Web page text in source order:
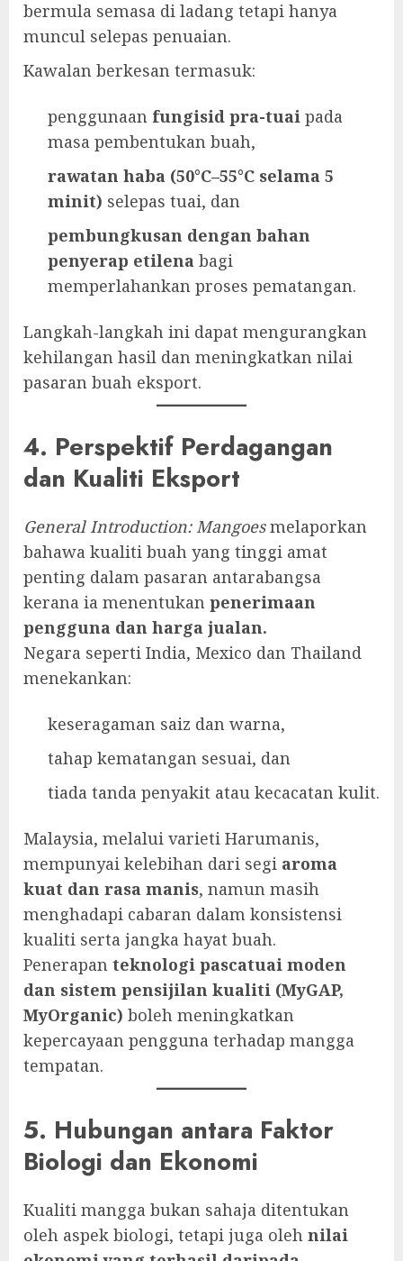
bermula semasa di ladang tetapi hanya
muncul selepas penuaian.
Kawalan berkesan termasuk:
penggunaan fungisid pra-tuai pada
masa pembentukan buah,
rawatan haba (50°C–55°C selama 5
minit) selepas tuai, dan
pembungkusan dengan bahan
penyerap etilena bagi
memperlahankan proses pematangan.
Langkah-langkah ini dapat mengurangkan
kehilangan hasil dan meningkatkan nilai
pasaran buah eksport.
4. Perspektif Perdagangan
dan Kualiti Eksport
General Introduction: Mangoesmelaporkan
bahawa kualiti buah yang tinggi amat
penting dalam pasaran antarabangsa
kerana ia menentukan penerimaan
pengguna dan harga jualan.
Negara seperti India, Mexico dan Thailand
menekankan:
keseragaman saiz dan warna,
tahap kematangan sesuai, dan
tiada tanda penyakit atau kecacatan kulit.
Malaysia, melalui varieti Harumanis,
mempunyai kelebihan dari segi aroma
kuat dan rasa manis, namun masih
menghadapi cabaran dalam konsistensi
kualiti serta jangka hayat buah.
Penerapan teknologi pascatuai moden
dan sistem pensijilan kualiti (MyGAP,
MyOrganic) boleh meningkatkan
kepercayaan pengguna terhadap mangga
tempatan.
5. Hubungan antara Faktor
Biologi dan Ekonomi
Kualiti mangga bukan sahaja ditentukan
oleh aspek biologi, tetapi juga oleh nilai